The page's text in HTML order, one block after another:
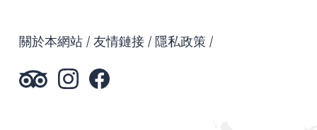
關於本網站 友情鏈接 隱私政策